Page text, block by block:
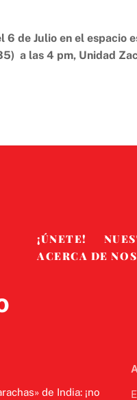
6 de Julio en el
a las 4 pm, Unidad
¡ÚNETE!
ACERCA DE
de India: ¡no